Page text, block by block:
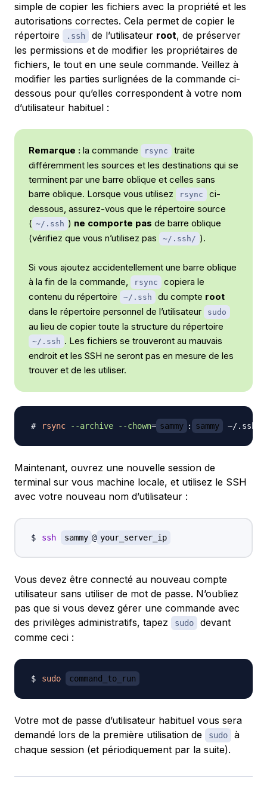
simple de copier les fichiers avec la propriété et les
autorisations correctes. Cela permet de copier le
répertoire
.ssh de l’utilisateur root, de préserver
les permissions et de modifier les propriétaires de
fichiers, le tout en une seule commande. Veillez à
modifier les parties surlignées de la commande ci-
dessous pour qu’elles correspondent à votre nom
d’utilisateur habituel :
Remarque : la commande rsync
traite
différemment les sources et les destinations qui se
terminent par une barre oblique et celles sans
barre oblique. Lorsque vous utilisez
rsync
ci-
dessous, assurez-vous que le répertoire source
( ~/.ssh ) ne comporte pas de barre oblique
(vérifiez que vous n’utilisez pas
~/.ssh/ ).
Si vous ajoutez accidentellement une barre oblique
à la fin de la commande,
rsync
copiera le
contenu du répertoire ~/.ssh du compte root
dans le répertoire personnel de l’utilisateur
sudo
au lieu de copier toute la structure du répertoire
~/.ssh . Les fichiers se trouveront au mauvais
endroit et les SSH ne seront pas en mesure de les
trouver et de les utiliser.
rsync --archive --chown= sammy : sammy ~/.ssh /
Maintenant, ouvrez une nouvelle session de
terminal sur vous machine locale, et utilisez le SSH
avec votre nouveau nom d’utilisateur :
ssh sammy @ your_server_ip
Vous devez être connecté au nouveau compte
utilisateur sans utiliser de mot de passe. N’oubliez
pas que si vous devez gérer une commande avec
des privilèges administratifs, tapez
sudo
devant
comme ceci :
sudo command_to_run
Votre mot de passe d’utilisateur habituel vous sera
demandé lors de la première utilisation de
sudo
à
chaque session (et périodiquement par la suite).